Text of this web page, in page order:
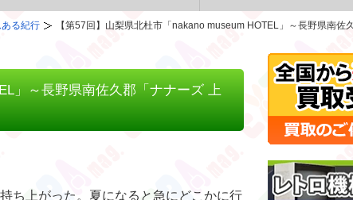
る紀行 【第57回】山梨県北杜市「nakano museum HOTEL」～長野県南佐
」～長野県南佐久郡「ナナーズ 上
ち上がった。夏になると急にどこかに行